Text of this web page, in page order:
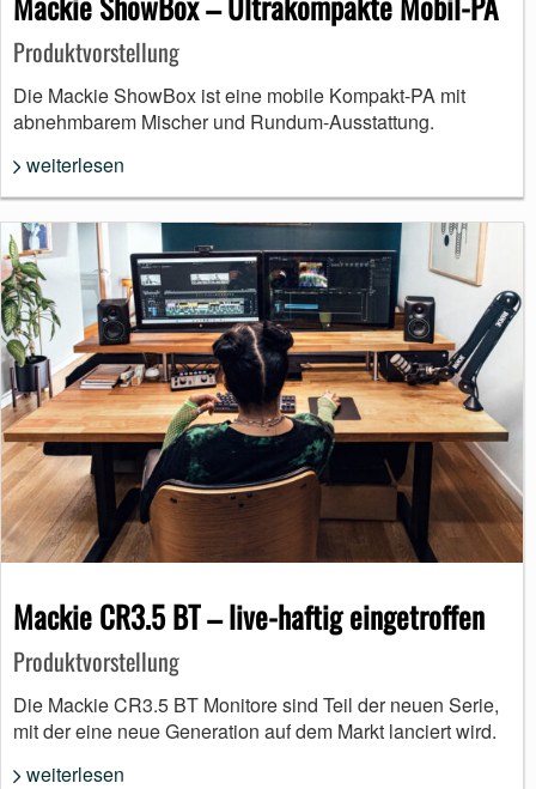
Produktvorstellung
Die Mackie ShowBox ist eine mobile Kompakt-PA mit
abnehmbarem Mischer und Rundum-Ausstattung.
weiterlesen
Mackie CR3.5 BT – live-haftig eingetroffen
Produktvorstellung
Die Mackie CR3.5 BT Monitore sind Teil der neuen Serie,
mit der eine neue Generation auf dem Markt lanciert wird.
weiterlesen